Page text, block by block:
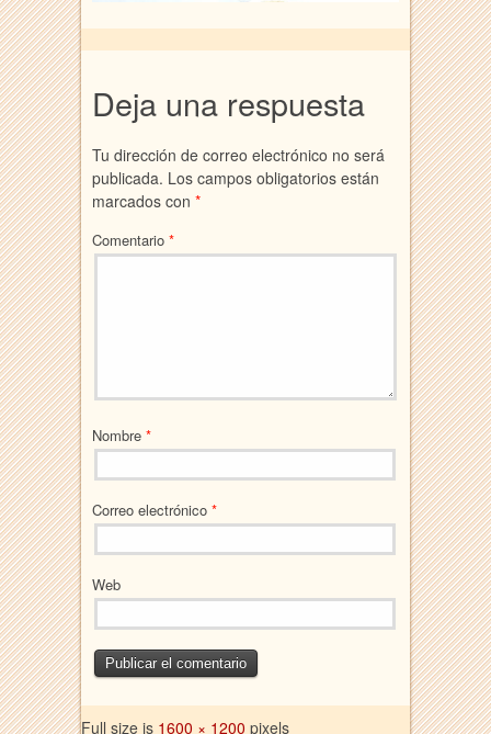
Deja una respuesta
Tu dirección de correo electrónico no será
publicada. Los campos obligatorios están
marcados con *
Comentario *
Nombre *
Correo electrónico *
Web
Full size is 1600 × 1200 pixels